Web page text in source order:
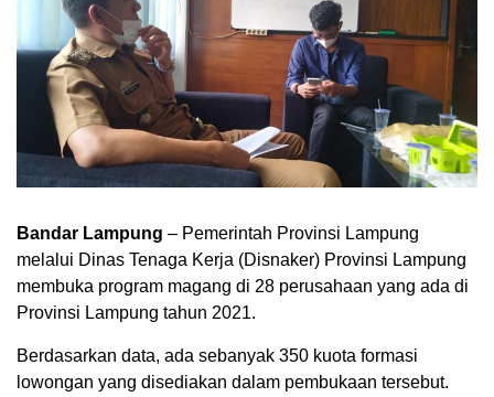
Bandar Lampung – Pemerintah Provinsi Lampung
melalui Dinas Tenaga Kerja (Disnaker) Provinsi Lampung
membuka program magang di 28 perusahaan yang ada di
Provinsi Lampung tahun 2021.
Berdasarkan data, ada sebanyak 350 kuota formasi
lowongan yang disediakan dalam pembukaan tersebut.